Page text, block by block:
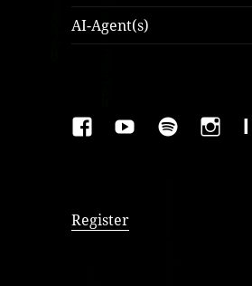
AI-Agent(s)
FAKEBOOK
YOUTUBESPOTIFY
Register